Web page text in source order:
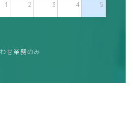
1 2 3 4 5
せ業務のみ